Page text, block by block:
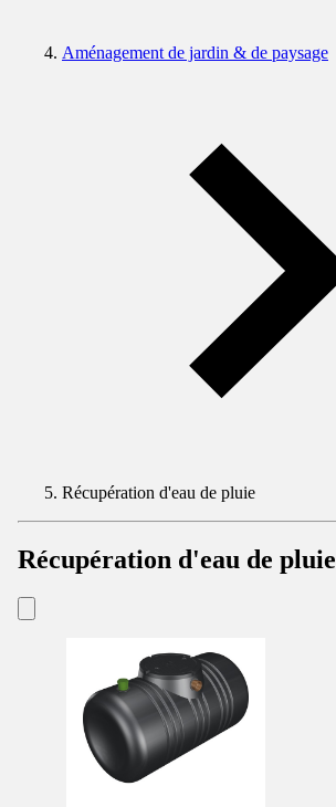
Aménagement de jardin & de paysage
Récupération d'eau de pluie
Récupération d'eau de pluie